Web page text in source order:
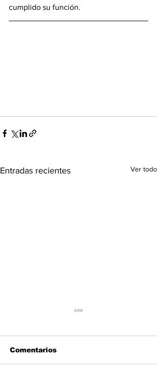
cumplido su función.
Entradas recientes Ver todo
Comentarios